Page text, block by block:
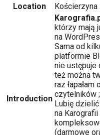
Location
Kościerzyna
Introduction
którzy mają
na
Sama od
platformie
nie ustępuje
też można
raz
czytelników
Lubię
na
(darmowe